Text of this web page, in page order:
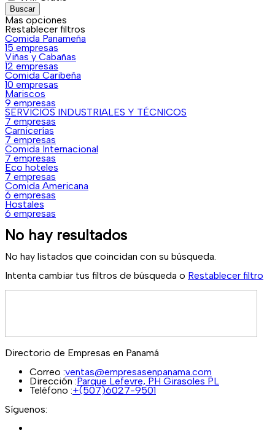
Buscar
Mas opciones
Restablecer filtros
Comida Panameña
15 empresas
Viñas y Cabañas
12 empresas
Comida Caribeña
10 empresas
Mariscos
9 empresas
SERVICIOS INDUSTRIALES Y TÉCNICOS
7 empresas
Carnicerías
7 empresas
Comida Internacional
7 empresas
Eco hoteles
7 empresas
Comida Americana
6 empresas
Hostales
6 empresas
No hay resultados
No hay listados que coincidan con su búsqueda.
Intenta cambiar tus filtros de búsqueda o Restablecer filtro
Directorio de Empresas en Panamá
Correo :ventas@empresasenpanama.com
Dirección :Parque Lefevre, PH Girasoles PL
Teléfono :+(507)6027-9501
Síguenos: